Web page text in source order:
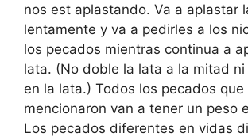
nos est aplastando. Va a aplastar
lentamente y va a pedirles a los
los pecados mientras continua a
lata. (No doble la lata a la mitad ni
en la lata.) Todos los pecados
mencionaron van a tener un peso
Los pecados diferentes en vidas